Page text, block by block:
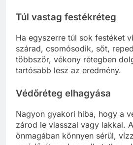
Túl vastag festékréteg
Ha egyszerre túl sok festéket
szárad, csomósodik, sőt,
többször, vékony rétegben
tartósabb lesz az eredmény.
Védőréteg elhagyása
Nagyon gyakori hiba, hogy a
zárod le viasszal vagy lakkal.
önmagában könnyen sérül,